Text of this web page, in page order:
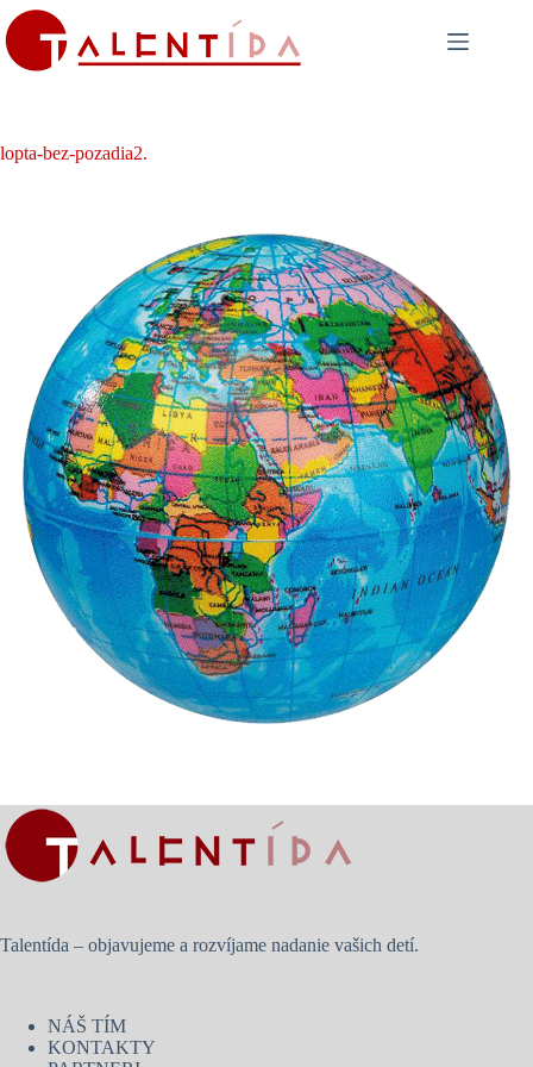
Skip
to
content
lopta-bez-pozadia2.
Talentída – objavujeme a rozvíjame nadanie vašich detí.
NÁŠ TÍM
KONTAKTY